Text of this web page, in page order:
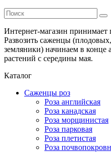
Интернет-магазин принимает
Развозить саженцы
земляники) начинаем в
растений с середины мая.
Каталог
Саженцы роз
Роза английская
Роза канадская
Роза морщинистая
Роза парковая
Роза плетистая
Роза